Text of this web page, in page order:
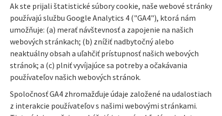
Ak ste prijali štatistické súbory cookie, naše webové stránky
používajú službu Google Analytics 4 ("GA4"), ktorá nám
umožňuje: (a) merať návštevnosť a zapojenie na našich
webových stránkach; (b) znížiť nadbytočný alebo
neaktuálny obsah a uľahčiť prístupnosť našich webových
stránok; a (c) plniť vyvíjajúce sa potreby a očakávania
používateľov našich webových stránok.
Spoločnosť GA4 zhromažďuje údaje založené na udalostiach
z interakcie používateľov s našimi webovými stránkami.